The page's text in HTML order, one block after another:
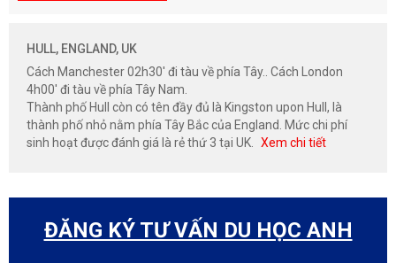
HULL, ENGLAND, UK
Cách Manchester 02h30' đi tàu về phía Tây.. Cách London
4h00' đi tàu về phía Tây Nam.
Thành phố Hull còn có tên đầy đủ là Kingston upon Hull, là
thành phố nhỏ nằm phía Tây Bắc của England. Mức chi phí
sinh hoạt được đánh giá là rẻ thứ 3 tại UK. Xem chi tiết
ĐĂNG KÝ TƯ VẤN DU HỌC ANH